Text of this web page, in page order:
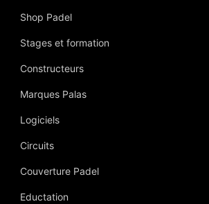
Shop Padel
Stages et formation
Constructeurs
Marques Palas
Logiciels
Circuits
Couverture Padel
Eductation